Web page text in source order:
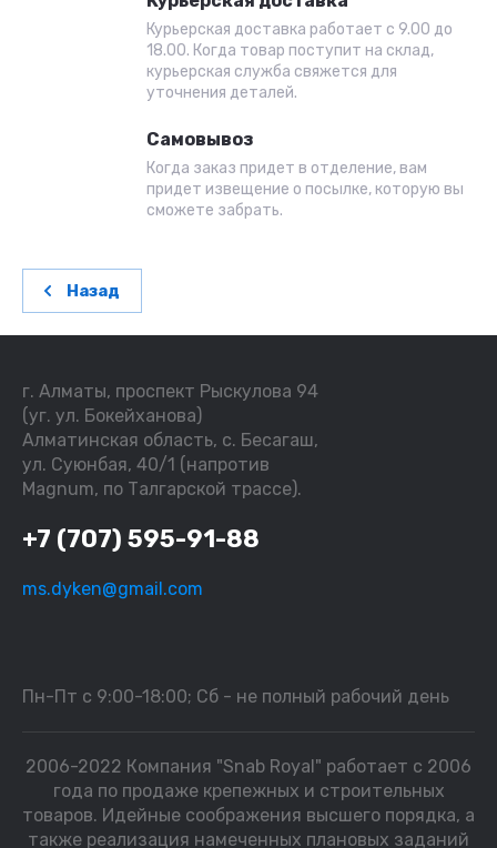
Курьерская доставка работает с 9.00 до
18.00. Когда товар поступит на склад,
курьерская служба свяжется для
уточнения деталей.
Самовывоз
Когда заказ придет в отделение, вам
придет извещение о посылке, которую вы
сможете забрать.
Назад
г. Алматы, проспект Рыскулова 94
(уг. ул. Бокейханова)
Алматинская область, с. Бесагаш,
ул. Суюнбая, 40/1 (напротив
Magnum, по Талгарской трассе).
+7 (707) 595-91-88
ms.dyken@gmail.com
Пн-Пт с 9:00-18:00; Сб - не полный рабочий день
2006-2022 Компания "Snab Royal" работает с 2006
года по продаже крепежных и строительных
товаров. Идейные соображения высшего порядка, а
также реализация намеченных плановых заданий